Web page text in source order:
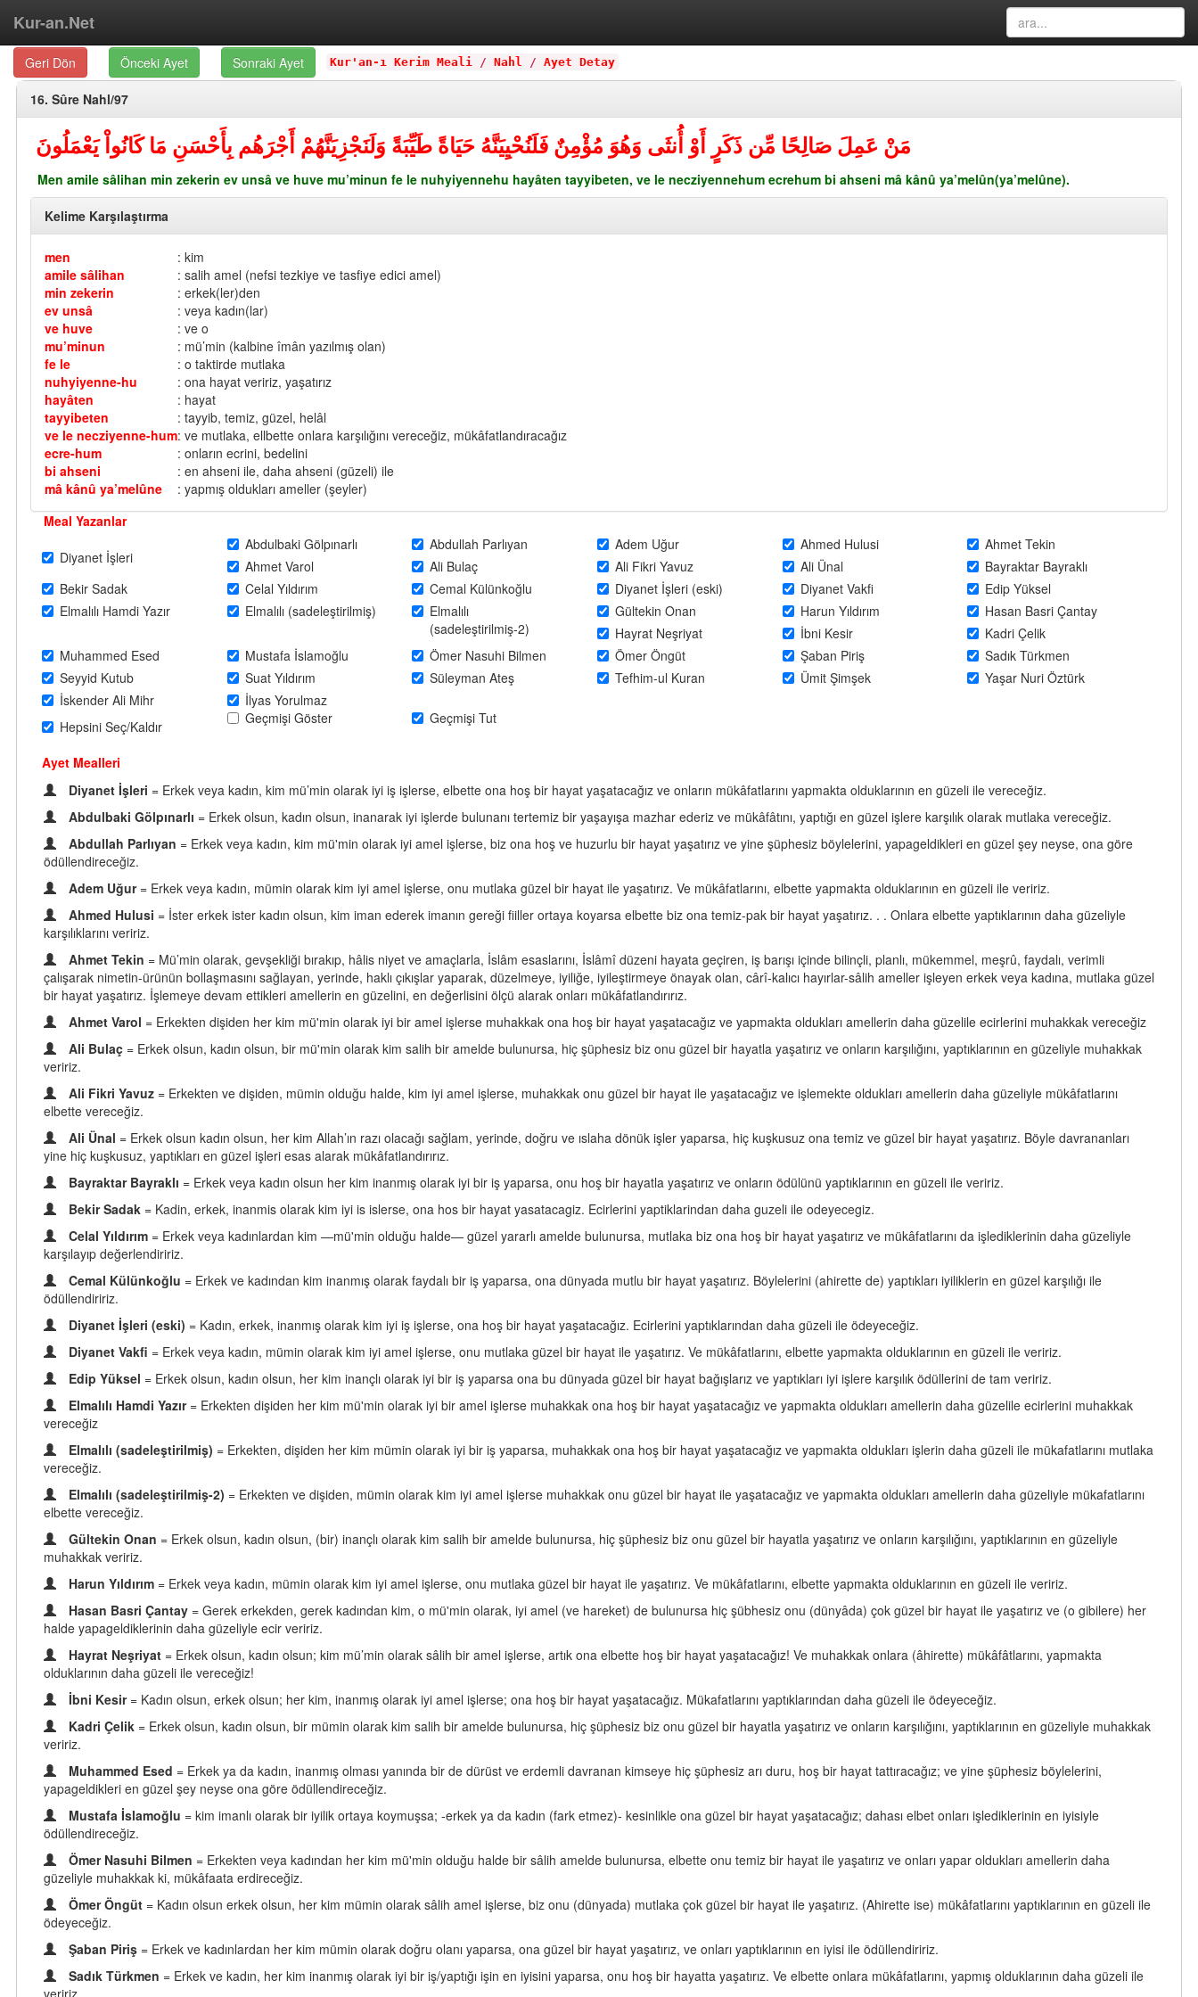
Kur-an.Net
Geri Dön Önceki Ayet Sonraki Ayet Kur'an-ı Kerim Meali / Nahl / Ayet Detay
16. Sûre Nahl/97
مَنْ عَمِلَ صَالِحًا مِّن ذَكَرٍ أَوْ أُنثَى وَهُوَ مُؤْمِنٌ فَلَنُحْيِيَنَّهُ حَيَاةً طَيِّبَةً وَلَنَجْزِيَنَّهُمْ أَجْرَهُم بِأَحْسَنِ مَا كَانُواْ يَعْمَلُونَ
Men amile sâlihan min zekerin ev unsâ ve huve mu’minun fe le nuhyiyennehu hayâten tayyibeten, ve le necziyennehum ecrehum bi ahseni mâ kânû ya’melûn(ya’melûne).
Kelime Karşılaştırma
men
: kim
amile sâlihan
: salih amel (nefsi tezkiye ve tasfiye edici amel)
min zekerin
: erkek(ler)den
ev unsâ
: veya kadın(lar)
ve huve
: ve o
mu’minun
: mü’min (kalbine îmân yazılmış olan)
fe le
: o taktirde mutlaka
nuhyiyenne-hu
: ona hayat veririz, yaşatırız
hayâten
: hayat
tayyibeten
: tayyib, temiz, güzel, helâl
ve le necziyenne-hum: ve mutlaka, ellbette onlara karşılığını vereceğiz, mükâfatlandıracağız
ecre-hum
: onların ecrini, bedelini
bi ahseni
: en ahseni ile, daha ahseni (güzeli) ile
mâ kânû ya’melûne
: yapmış oldukları ameller (şeyler)
Meal Yazanlar
Diyanet İşleri
Abdulbaki Gölpınarlı Abdullah Parlıyan Adem Uğur Ahmed Hulusi
Ahmet Tekin
Ahmet Varol
Ali Bulaç Ali Fikri Yavuz Ali Ünal
Bayraktar Bayraklı
Bekir Sadak
Celal Yıldırım Cemal Külünkoğlu Diyanet İşleri (eski) Diyanet Vakfi
Edip Yüksel
Elmalılı Hamdi Yazır
Elmalılı (sadeleştirilmiş)
Elmalılı
(sadeleştirilmiş-2)
Gültekin Onan Harun Yıldırım
Hasan Basri Çantay
Hayrat Neşriyat
İbni Kesir
Kadri Çelik
Muhammed Esed
Mustafa İslamoğlu Ömer Nasuhi Bilmen Ömer Öngüt Şaban Piriş
Sadık Türkmen
Seyyid Kutub
Suat Yıldırım Süleyman Ateş Tefhim-ul Kuran Ümit Şimşek
Yaşar Nuri Öztürk
İskender Ali Mihr
İlyas Yorulmaz
Hepsini Seç/Kaldır
Geçmişi Göster Geçmişi Tut
Ayet Mealleri
Diyanet İşleri = Erkek veya kadın, kim mü’min olarak iyi iş işlerse, elbette ona hoş bir hayat yaşatacağız ve onların mükâfatlarını yapmakta olduklarının en güzeli ile vereceğiz.
Abdulbaki Gölpınarlı = Erkek olsun, kadın olsun, inanarak iyi işlerde bulunanı tertemiz bir yaşayışa mazhar ederiz ve mükâfâtını, yaptığı en güzel işlere karşılık olarak mutlaka vereceğiz.
Abdullah Parlıyan = Erkek veya kadın, kim mü'min olarak iyi amel işlerse, biz ona hoş ve huzurlu bir hayat yaşatırız ve yine şüphesiz böylelerini, yapageldikleri en güzel şey neyse, ona göre
ödüllendireceğiz.
Adem Uğur = Erkek veya kadın, mümin olarak kim iyi amel işlerse, onu mutlaka güzel bir hayat ile yaşatırız. Ve mükâfatlarını, elbette yapmakta olduklarının en güzeli ile veririz.
Ahmed Hulusi = İster erkek ister kadın olsun, kim iman ederek imanın gereği fiiller ortaya koyarsa elbette biz ona temiz-pak bir hayat yaşatırız. . . Onlara elbette yaptıklarının daha güzeliyle
karşılıklarını veririz.
Ahmet Tekin = Mü’min olarak, gevşekliği bırakıp, hâlis niyet ve amaçlarla, İslâm esaslarını, İslâmî düzeni hayata geçiren, iş barışı içinde bilinçli, planlı, mükemmel, meşrû, faydalı, verimli
çalışarak nimetin-ürünün bollaşmasını sağlayan, yerinde, haklı çıkışlar yaparak, düzelmeye, iyiliğe, iyileştirmeye önayak olan, cârî-kalıcı hayırlar-sâlih ameller işleyen erkek veya kadına, mutlaka güzel
bir hayat yaşatırız. İşlemeye devam ettikleri amellerin en güzelini, en değerlisini ölçü alarak onları mükâfatlandırırız.
Ahmet Varol = Erkekten dişiden her kim mü'min olarak iyi bir amel işlerse muhakkak ona hoş bir hayat yaşatacağız ve yapmakta oldukları amellerin daha güzelile ecirlerini muhakkak vereceğiz
Ali Bulaç = Erkek olsun, kadın olsun, bir mü'min olarak kim salih bir amelde bulunursa, hiç şüphesiz biz onu güzel bir hayatla yaşatırız ve onların karşılığını, yaptıklarının en güzeliyle muhakkak
veririz.
Ali Fikri Yavuz = Erkekten ve dişiden, mümin olduğu halde, kim iyi amel işlerse, muhakkak onu güzel bir hayat ile yaşatacağız ve işlemekte oldukları amellerin daha güzeliyle mükâfatlarını
elbette vereceğiz.
Ali Ünal = Erkek olsun kadın olsun, her kim Allah’ın razı olacağı sağlam, yerinde, doğru ve ıslaha dönük işler yaparsa, hiç kuşkusuz ona temiz ve güzel bir hayat yaşatırız. Böyle davrananları
yine hiç kuşkusuz, yaptıkları en güzel işleri esas alarak mükâfatlandırırız.
Bayraktar Bayraklı = Erkek veya kadın olsun her kim inanmış olarak iyi bir iş yaparsa, onu hoş bir hayatla yaşatırız ve onların ödülünü yaptıklarının en güzeli ile veririz.
Bekir Sadak = Kadin, erkek, inanmis olarak kim iyi is islerse, ona hos bir hayat yasatacagiz. Ecirlerini yaptiklarindan daha guzeli ile odeyecegiz.
Celal Yıldırım = Erkek veya kadınlardan kim —mü'min olduğu halde— güzel yararlı amelde bulunursa, mutlaka biz ona hoş bir hayat yaşatırız ve mükâfatlarını da işlediklerinin daha güzeliyle
karşılayıp değerlendiririz.
Cemal Külünkoğlu = Erkek ve kadından kim inanmış olarak faydalı bir iş yaparsa, ona dünyada mutlu bir hayat yaşatırız. Böylelerini (ahirette de) yaptıkları iyiliklerin en güzel karşılığı ile
ödüllendiririz.
Diyanet İşleri (eski) = Kadın, erkek, inanmış olarak kim iyi iş işlerse, ona hoş bir hayat yaşatacağız. Ecirlerini yaptıklarından daha güzeli ile ödeyeceğiz.
Diyanet Vakfi = Erkek veya kadın, mümin olarak kim iyi amel işlerse, onu mutlaka güzel bir hayat ile yaşatırız. Ve mükâfatlarını, elbette yapmakta olduklarının en güzeli ile veririz.
Edip Yüksel = Erkek olsun, kadın olsun, her kim inançlı olarak iyi bir iş yaparsa ona bu dünyada güzel bir hayat bağışlarız ve yaptıkları iyi işlere karşılık ödüllerini de tam veririz.
Elmalılı Hamdi Yazır = Erkekten dişiden her kim mü'min olarak iyi bir amel işlerse muhakkak ona hoş bir hayat yaşatacağız ve yapmakta oldukları amellerin daha güzelile ecirlerini muhakkak
vereceğiz
Elmalılı (sadeleştirilmiş) = Erkekten, dişiden her kim mümin olarak iyi bir iş yaparsa, muhakkak ona hoş bir hayat yaşatacağız ve yapmakta oldukları işlerin daha güzeli ile mükafatlarını mutlaka
vereceğiz.
Elmalılı (sadeleştirilmiş-2) = Erkekten ve dişiden, mümin olarak kim iyi amel işlerse muhakkak onu güzel bir hayat ile yaşatacağız ve yapmakta oldukları amellerin daha güzeliyle mükafatlarını
elbette vereceğiz.
Gültekin Onan = Erkek olsun, kadın olsun, (bir) inançlı olarak kim salih bir amelde bulunursa, hiç şüphesiz biz onu güzel bir hayatla yaşatırız ve onların karşılığını, yaptıklarının en güzeliyle
muhakkak veririz.
Harun Yıldırım = Erkek veya kadın, mümin olarak kim iyi amel işlerse, onu mutlaka güzel bir hayat ile yaşatırız. Ve mükâfatlarını, elbette yapmakta olduklarının en güzeli ile veririz.
Hasan Basri Çantay = Gerek erkekden, gerek kadından kim, o mü'min olarak, iyi amel (ve hareket) de bulunursa hiç şübhesiz onu (dünyâda) çok güzel bir hayat ile yaşatırız ve (o gibilere) her
halde yapageldiklerinin daha güzeliyle ecir veririz.
Hayrat Neşriyat = Erkek olsun, kadın olsun; kim mü’min olarak sâlih bir amel işlerse, artık ona elbette hoş bir hayat yaşatacağız! Ve muhakkak onlara (âhirette) mükâfâtlarını, yapmakta
olduklarının daha güzeli ile vereceğiz!
İbni Kesir = Kadın olsun, erkek olsun; her kim, inanmış olarak iyi amel işlerse; ona hoş bir hayat yaşatacağız. Mükafatlarını yaptıklarından daha güzeli ile ödeyeceğiz.
Kadri Çelik = Erkek olsun, kadın olsun, bir mümin olarak kim salih bir amelde bulunursa, hiç şüphesiz biz onu güzel bir hayatla yaşatırız ve onların karşılığını, yaptıklarının en güzeliyle muhakkak
veririz.
Muhammed Esed = Erkek ya da kadın, inanmış olması yanında bir de dürüst ve erdemli davranan kimseye hiç şüphesiz arı duru, hoş bir hayat tattıracağız; ve yine şüphesiz böylelerini,
yapageldikleri en güzel şey neyse ona göre ödüllendireceğiz.
Mustafa İslamoğlu = kim imanlı olarak bir iyilik ortaya koymuşsa; -erkek ya da kadın (fark etmez)- kesinlikle ona güzel bir hayat yaşatacağız; dahası elbet onları işlediklerinin en iyisiyle
ödüllendireceğiz.
Ömer Nasuhi Bilmen = Erkekten veya kadından her kim mü'min olduğu halde bir sâlih amelde bulunursa, elbette onu temiz bir hayat ile yaşatırız ve onları yapar oldukları amellerin daha
güzeliyle muhakkak ki, mükâfaata erdireceğiz.
Ömer Öngüt = Kadın olsun erkek olsun, her kim mümin olarak sâlih amel işlerse, biz onu (dünyada) mutlaka çok güzel bir hayat ile yaşatırız. (Ahirette ise) mükâfatlarını yaptıklarının en güzeli ile
ödeyeceğiz.
Şaban Piriş = Erkek ve kadınlardan her kim mümin olarak doğru olanı yaparsa, ona güzel bir hayat yaşatırız, ve onları yaptıklarının en iyisi ile ödüllendiririz.
Sadık Türkmen = Erkek ve kadın, her kim inanmış olarak iyi bir iş/yaptığı işin en iyisini yaparsa, onu hoş bir hayatta yaşatırız. Ve elbette onlara mükâfatlarını, yapmış olduklarının daha güzeli ile
veririz.